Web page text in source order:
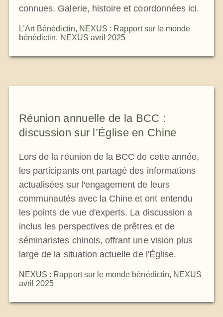
connues. Galerie, histoire et coordonnées ici.
L’Art Bénédictin, NEXUS : Rapport sur le monde
bénédictin, NEXUS avril 2025
Réunion annuelle de la BCC :
discussion sur l’Église en Chine
Lors de la réunion de la BCC de cette année,
les participants ont partagé des informations
actualisées sur l'engagement de leurs
communautés avec la Chine et ont entendu
les points de vue d'experts. La discussion a
inclus les perspectives de prêtres et de
séminaristes chinois, offrant une vision plus
large de la situation actuelle de l'Église.
NEXUS : Rapport sur le monde bénédictin, NEXUS
avril 2025